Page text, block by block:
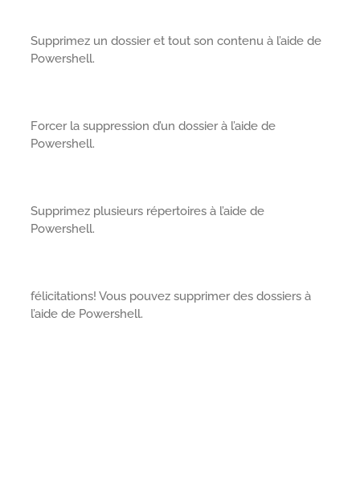
Supprimez un dossier et tout son contenu à l’aide de
Powershell.
Forcer la suppression d’un dossier à l’aide de
Powershell.
Supprimez plusieurs répertoires à l’aide de
Powershell.
félicitations! Vous pouvez supprimer des dossiers à
l’aide de Powershell.